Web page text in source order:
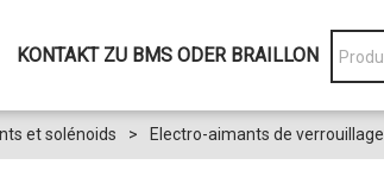
KONTAKT ZU BMS ODER BRAILLON
et solénoids > Electro-aimants de verrouillage